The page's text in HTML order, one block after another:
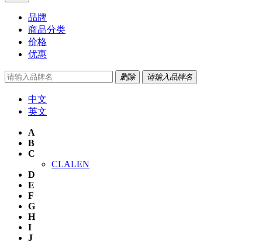
品牌
商品分类
价格
优惠
删除 请输入品牌名
中文
英文
A
B
C
CLALEN
D
E
F
G
H
I
J